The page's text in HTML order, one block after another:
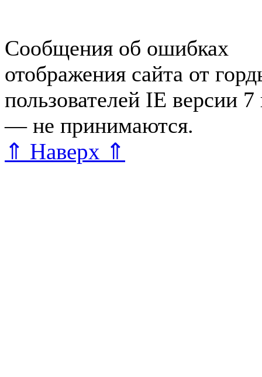
Сообщения об ошибках
отображения сайта от
пользователей IE версии
— не принимаются.
⇑ Наверх ⇑